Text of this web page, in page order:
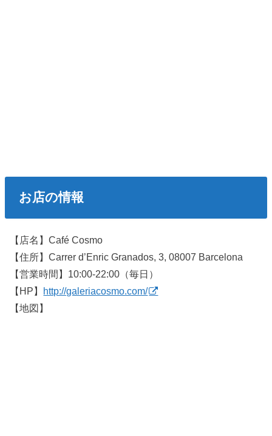
お店の情報
【店名】Café Cosmo
【住所】Carrer d’Enric Granados, 3, 08007 Barcelona
【営業時間】10:00-22:00（毎日）
【HP】 http://galeriacosmo.com/
【地図】